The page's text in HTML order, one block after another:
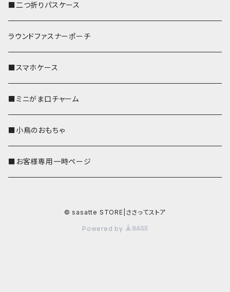
■二つ折りパスケース
ラウンドファスナーポーチ
■スマホケース
■ミニがま口チャーム
■小鳥のおもちゃ
■お客様専用一時ページ
© sasatte STORE|ささってストア
Powered by